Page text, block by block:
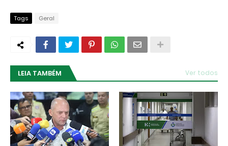
Tags Geral
LEIA TAMBÉM Ver todos